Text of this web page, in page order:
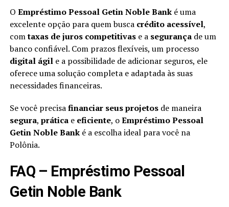
O Empréstimo Pessoal Getin Noble Banké uma
excelente opção para quem busca crédito acessível,
comtaxas de juros competitivase a segurançade um
banco confiável. Com prazos flexíveis, um processo
digital ágile a possibilidade de adicionar seguros, ele
oferece uma solução completa e adaptada às suas
necessidades financeiras.
Se você precisafinanciar seus projetosde maneira
segura, práticae eficiente, oEmpréstimo Pessoal
Getin Noble Banké a escolha ideal para você na
Polônia.
FAQ – Empréstimo Pessoal
Getin Noble Bank